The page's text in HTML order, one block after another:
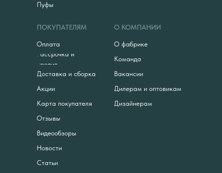
ПОКУПАТЕЛЯМ О КОМПАНИИ
Оплата
О фабрике
Команда
Вакансии
Дилерам и оптовикам
Дизайнерам
Рассрочка и
кредит
Доставка и сборка
Акции
Карта покупателя
Отзывы
Видеообзоры
Новости
Статьи
Пуфы